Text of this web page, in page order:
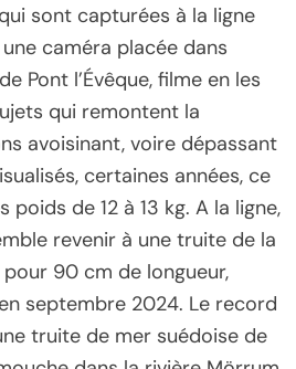
sont capturées à la ligne
caméra placée dans
Pont l’Évêque, filme en les
qui remontent la
avoisinant, voire dépassant
certaines années, ce
de 12 à 13 kg. A la ligne,
revenir à une truite de la
90 cm de longueur,
septembre 2024. Le record
truite de mer suédoise de